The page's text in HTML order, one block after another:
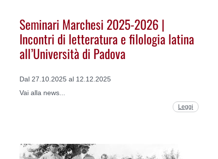
Seminari Marchesi 2025-2026 |
Incontri di letteratura e filologia latina
all’Università di Padova
Dal 27.10.2025 al 12.12.2025
Vai alla news...
Leggi